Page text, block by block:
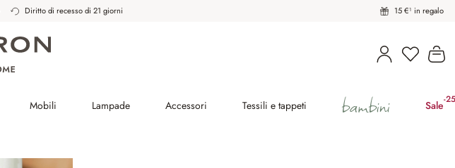
Diritto di recesso di 21 giorni 15 €¹ in regalo
Hai 0 Il
Mobili Lampade Accessori Tessili e tappeti bambini Sale-